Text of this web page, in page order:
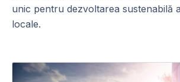
unic pentru dezvoltarea sustenabilă
locale.